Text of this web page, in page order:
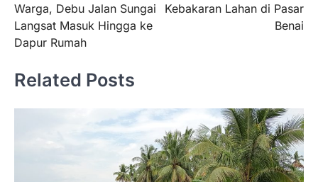
Warga, Debu Jalan Sungai
Langsat Masuk Hingga ke
Dapur Rumah
Kebakaran Lahan di Pasar
Benai
Related Posts